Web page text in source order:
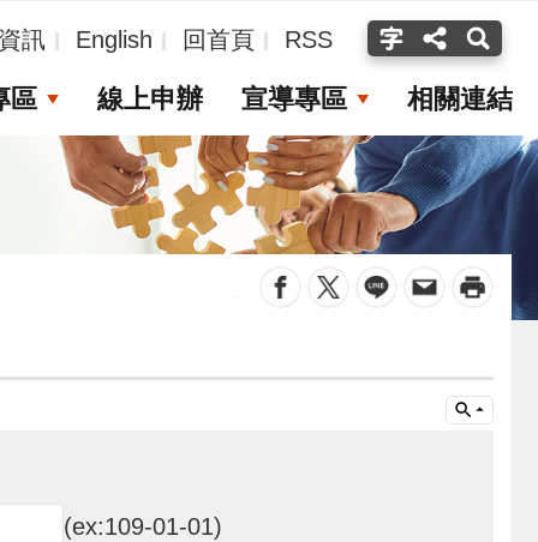
訊 English 回首頁 RSS
區 線上申辦 宣導專區 相關連結
(ex:109-01-01)